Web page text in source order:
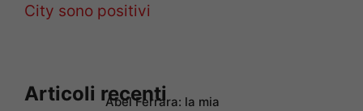
City sono positivi
Articoli recenti
Abel Ferrara: la mia